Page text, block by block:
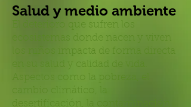
Salud y medio ambiente
El deterioro que sufren los
ecosistemas donde nacen y viven
los niños impacta de forma directa
en su salud y calidad de vida.
Aspectos como la pobreza, el
cambio climático, la
desertificación, la contaminación